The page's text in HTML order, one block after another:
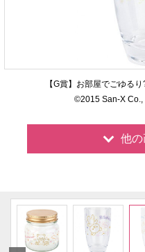
【G賞】お部屋でごゆる
©2015 San-X Co.,
他の